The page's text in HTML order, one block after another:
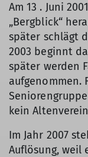
Am 13 . Juni
„Bergblick“
später schlägt
2003 beginnt
später werden
aufgenommen.
kein
Im Jahr 2007
Auflösung, weil